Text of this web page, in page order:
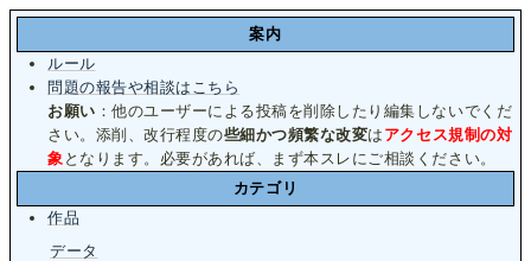
案内
ルール
問題の報告や相談はこちら
お願い ：他のユーザーによる投稿を削除したり編集しないでくだ
さい。添削、改行程度の些細かつ頻繁な改変は アクセス規制の対
象 となります。必要があれば、まず本スレにご相談ください。
カテゴリ
作品
データ